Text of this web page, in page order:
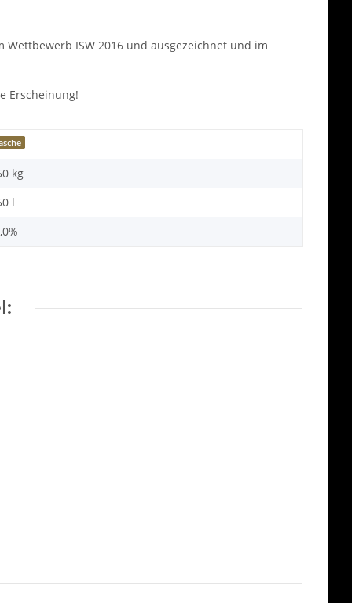
ISW 2016 und ausgezeichnet und im
Erscheinung!
kg
l